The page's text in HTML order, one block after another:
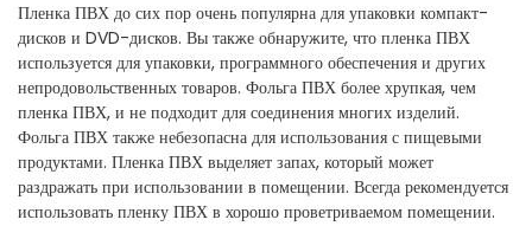
Пленка ПВХ до сих пор очень популярна для упаковки компакт-
дисков и DVD-дисков. Вы также обнаружите, что пленка ПВХ
используется для упаковки, программного обеспечения и других
непродовольственных товаров. Фольга ПВХ более хрупкая, чем
пленка ПВХ, и не подходит для соединения многих изделий.
Фольга ПВХ также небезопасна для использования с пищевыми
продуктами. Пленка ПВХ выделяет запах, который может
раздражать при использовании в помещении. Всегда рекомендуется
использовать пленку ПВХ в хорошо проветриваемом помещении.